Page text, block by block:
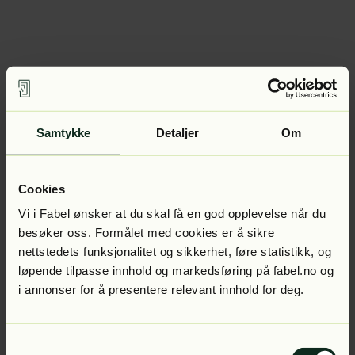
Samtykke Detaljer Om
Cookies
Vi i Fabel ønsker at du skal få en god opplevelse når du
besøker oss. Formålet med cookies er å sikre
nettstedets funksjonalitet og sikkerhet, føre statistikk, og
løpende tilpasse innhold og markedsføring på fabel.no og
i annonser for å presentere relevant innhold for deg.